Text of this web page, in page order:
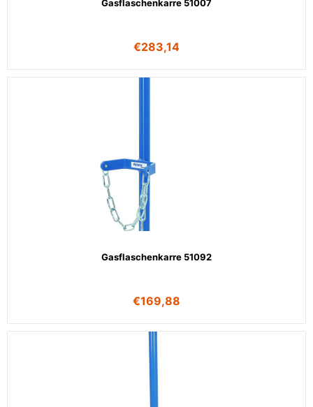
Gasflaschenkarre 51007
€283,14
Gasflaschenkarre 51092
€169,88